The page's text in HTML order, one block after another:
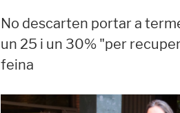
No descarten portar a
un 25 i un 30% "per
feina